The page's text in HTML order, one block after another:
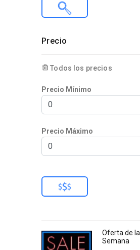
Precio
Todos los precios
Precio Mínimo
Precio Máximo
Oferta de la
Semana